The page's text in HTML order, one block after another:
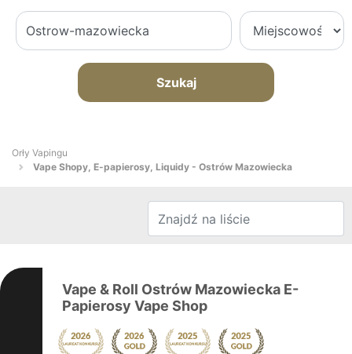
Szukaj
Orły Vapingu
Vape Shopy, E-papierosy, Liquidy - Ostrów Mazowiecka
Vape & Roll Ostrów Mazowiecka E-
Papierosy Vape Shop